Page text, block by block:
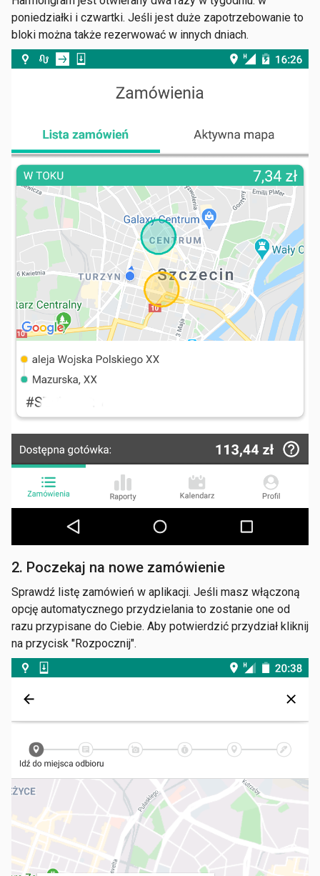
poniedziałki i czwartki. Jeśli jest duże zapotrzebowanie to
bloki można także rezerwować w innych dniach.
2. Poczekaj na nowe zamówienie
Sprawdź listę zamówień w aplikacji. Jeśli masz włączoną
opcję automatycznego przydzielania to zostanie one od
razu przypisane do Ciebie. Aby potwierdzić przydział kliknij
na przycisk "Rozpocznij".